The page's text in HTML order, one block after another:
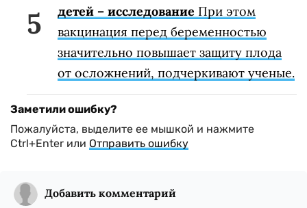
детей – исследование При этом
вакцинация перед беременностью
значительно повышает защиту плода
от осложнений, подчеркивают ученые.
Заметили ошибку?
Пожалуйста, выделите ее мышкой и нажмите
Ctrl+Enter или Отправить ошибку
Добавить комментарий